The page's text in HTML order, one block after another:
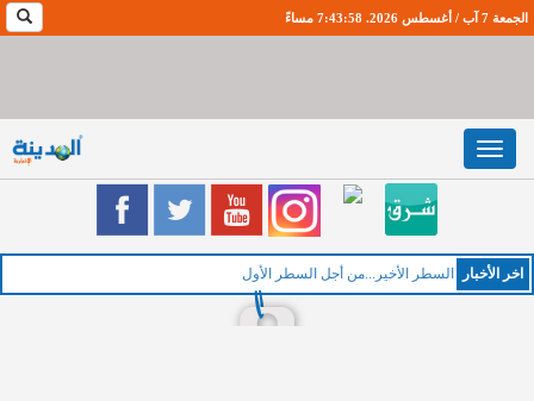
الجمعة 7 آب / أغسطس 2026. 7:43:59 مساءً
Toggle
navigation
اخر اﻷخبار السطر الأخير...من أجل السطر الأول